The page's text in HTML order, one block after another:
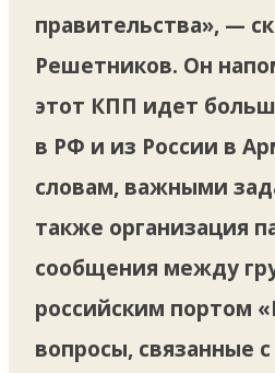
правительства», —
Решетников. Он
этот КПП идет
в РФ и из России в
словам, важными
также организация
сообщения между
российским портом
вопросы, связанные